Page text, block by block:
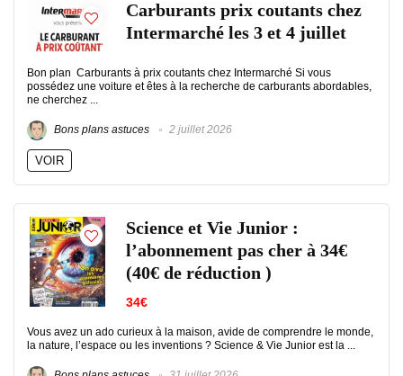
Carburants prix coutants chez
Intermarché les 3 et 4 juillet
Bon plan Carburants à prix coutants chez Intermarché Si vous
possédez une voiture et êtes à la recherche de carburants abordables,
ne cherchez ...
Bons plans astuces 2 juillet 2026
VOIR
Science et Vie Junior :
l’abonnement pas cher à 34€
(40€ de réduction )
34€
Vous avez un ado curieux à la maison, avide de comprendre le monde,
la nature, l’espace ou les inventions ? Science & Vie Junior est la ...